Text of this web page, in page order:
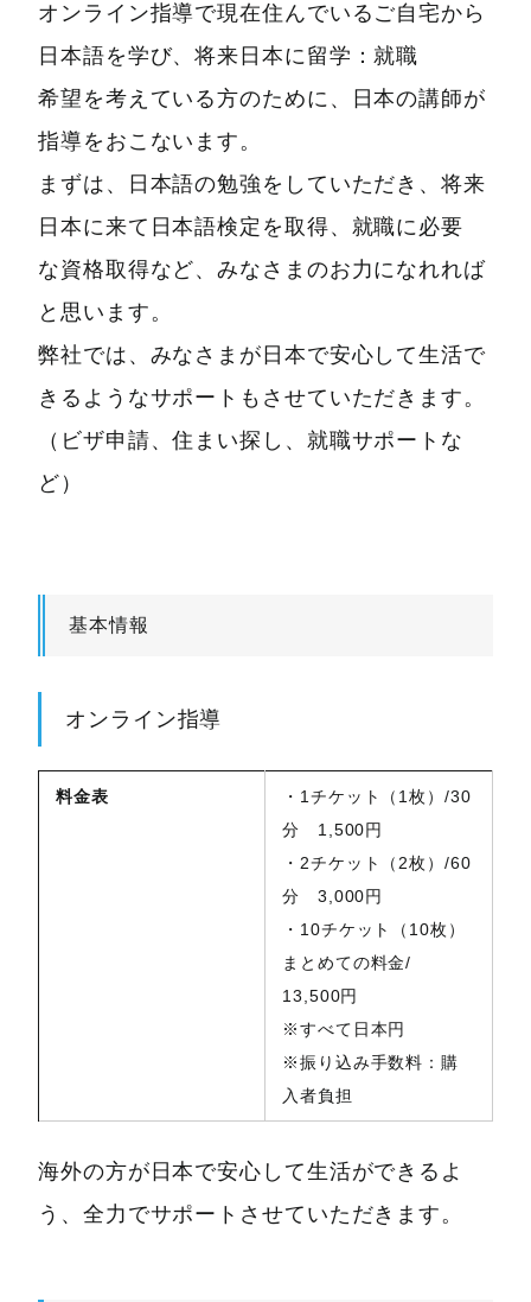
オンライン指導で現在住んでいるご自宅から
日本語を学び、将来日本に留学：就職
希望を考えている方のために、日本の講師が
指導をおこないます。
まずは、日本語の勉強をしていただき、将来
日本に来て日本語検定を取得、就職に必要
な資格取得など、みなさまのお力になれれば
と思います。
弊社では、みなさまが日本で安心して生活で
きるようなサポートもさせていただきます。
（ビザ申請、住まい探し、就職サポートな
ど）
基本情報
オンライン指導
料金表
・1チケット（1枚）/30
分 1,500円
・2チケット（2枚）/60
分 3,000円
・10チケット（10枚）
まとめての料金/
13,500円
※すべて日本円
※振り込み手数料：購
入者負担
海外の方が日本で安心して生活ができるよ
う、全力でサポートさせていただきます。